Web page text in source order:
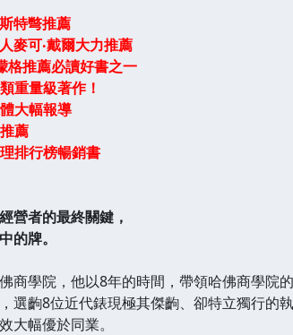
特彆推薦
麥可‧戴爾大力推薦
格推薦必讀好書之一
重量級著作！
大幅報導
薦
排行榜暢銷書
者的最終關鍵，
牌。
學院，他以8年的時間，帶領哈佛商學院的
選齣8位近代錶現極其傑齣、卻特立獨行的
大幅優於同業。